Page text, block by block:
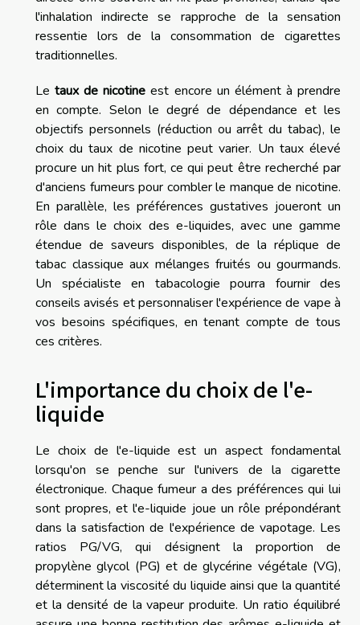
l'inhalation indirecte se rapproche de la sensation
ressentie lors de la consommation de cigarettes
traditionnelles.
Letaux de nicotine est encore un élément à prendre
en compte. Selon le degré de dépendance et les
objectifs personnels (réduction ou arrêt du tabac), le
choix du taux de nicotine peut varier. Un taux élevé
procure un hit plus fort, ce qui peut être recherché par
d'anciens fumeurs pour combler le manque de nicotine.
En parallèle, les préférences gustatives joueront un
rôle dans le choix des e-liquides, avec une gamme
étendue de saveurs disponibles, de la réplique de
tabac classique aux mélanges fruités ou gourmands.
Un spécialiste en tabacologie pourra fournir des
conseils avisés et personnaliser l'expérience de vape à
vos besoins spécifiques, en tenant compte de tous
ces critères.
L'importance du choix de l'e-
liquide
Le choix de l'e-liquide est un aspect fondamental
lorsqu'on se penche sur l'univers de la cigarette
électronique. Chaque fumeur a des préférences qui lui
sont propres, et l'e-liquide joue un rôle prépondérant
dans la satisfaction de l'expérience de vapotage. Les
ratios PG/VG, qui désignent la proportion de
propylène glycol (PG) et de glycérine végétale (VG),
déterminent la viscosité du liquide ainsi que la quantité
et la densité de la vapeur produite. Un ratio équilibré